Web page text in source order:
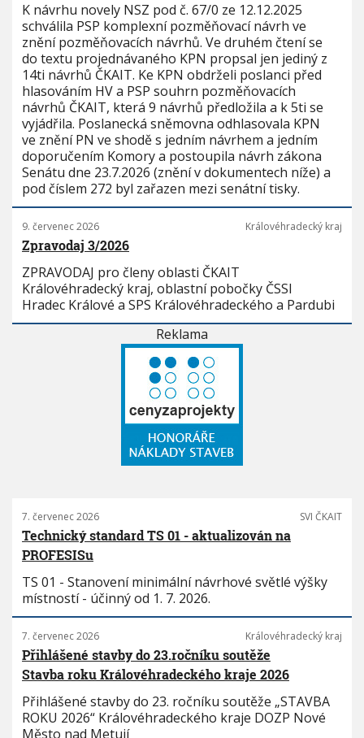
K návrhu novely NSZ pod č. 67/0 ze 12.12.2025
schválila PSP komplexní pozměňovací návrh ve
znění pozměňovacích návrhů. Ve druhém čtení se
do textu projednávaného KPN propsal jen jediný z
14ti návrhů ČKAIT. Ke KPN obdrželi poslanci před
hlasováním HV a PSP souhrn pozměňovacích
návrhů ČKAIT, která 9 návrhů předložila a k 5ti se
vyjádřila. Poslanecká sněmovna odhlasovala KPN
ve znění PN ve shodě s jedním návrhem a jedním
doporučením Komory a postoupila návrh zákona
Senátu dne 23.7.2026 (znění v dokumentech níže) a
pod číslem 272 byl zařazen mezi senátní tisky.
9. červenec 2026 Královéhradecký kraj
Zpravodaj 3/2026
ZPRAVODAJ pro členy oblasti ČKAIT
Královéhradecký kraj, oblastní pobočky ČSSI
Hradec Králové a SPS Královéhradeckého a Pardubi
Reklama
7. červenec 2026 SVI ČKAIT
Technický standard TS 01 - aktualizován na
PROFESISu
TS 01 - Stanovení minimální návrhové světlé výšky
místností - účinný od 1. 7. 2026.
7. červenec 2026 Královéhradecký kraj
Přihlášené stavby do 23.ročníku soutěže
Stavba roku Královéhradeckého kraje 2026
Přihlášené stavby do 23. ročníku soutěže „STAVBA
ROKU 2026“ Královéhradeckého kraje DOZP Nové
Město nad Metují